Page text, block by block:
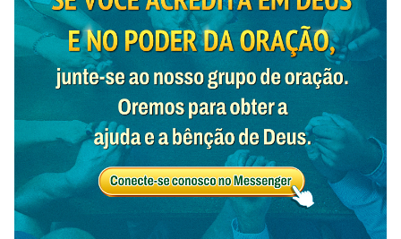
43
44 45 46 47 48
49
50
51 52 53 54 55
56
57
58 59 60 61 62
63
64
66 67 68 69
70
72 73 74 75 76
77
78
79 80 81 82 83
84
85
89
91